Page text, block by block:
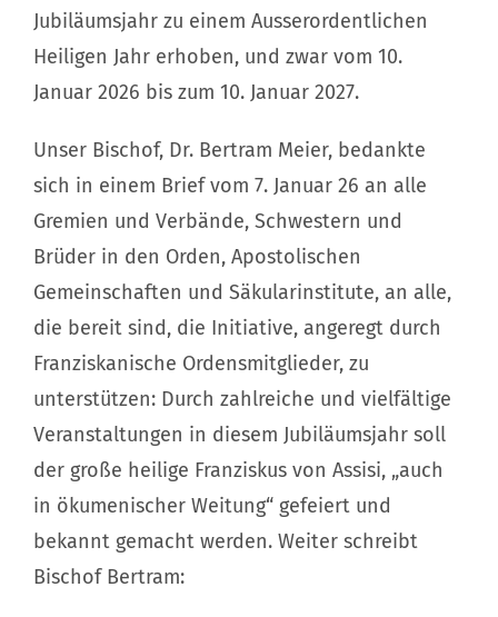
Jubiläumsjahr zu einem Ausserordentlichen
Heiligen Jahr erhoben, und zwar vom 10.
Januar 2026 bis zum 10. Januar 2027.
Unser Bischof, Dr. Bertram Meier, bedankte
sich in einem Brief vom 7. Januar 26 an alle
Gremien und Verbände, Schwestern und
Brüder in den Orden, Apostolischen
Gemeinschaften und Säkularinstitute, an alle,
die bereit sind, die Initiative, angeregt durch
Franziskanische Ordensmitglieder, zu
unterstützen: Durch zahlreiche und vielfältige
Veranstaltungen in diesem Jubiläumsjahr soll
der große heilige Franziskus von Assisi, „auch
in ökumenischer Weitung“ gefeiert und
bekannt gemacht werden. Weiter schreibt
Bischof Bertram: